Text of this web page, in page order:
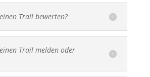
Trail bewerten?
Trail melden oder